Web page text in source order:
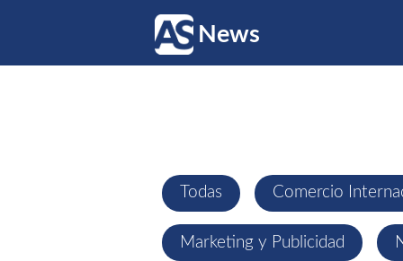
News
Todas Comercio
Marketing y Publicidad